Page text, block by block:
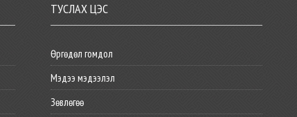
ТУСЛАХ ЦЭС
Өргөдөл гомдол
Мэдээ мэдээлэл
Зөвлөгөө